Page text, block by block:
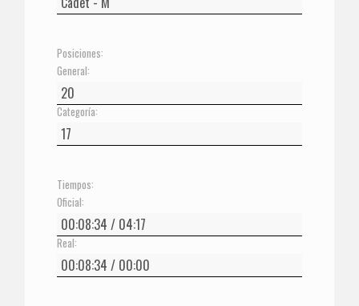
Posiciones:
General:
Categoría:
Tiempos:
Oficial:
Real: